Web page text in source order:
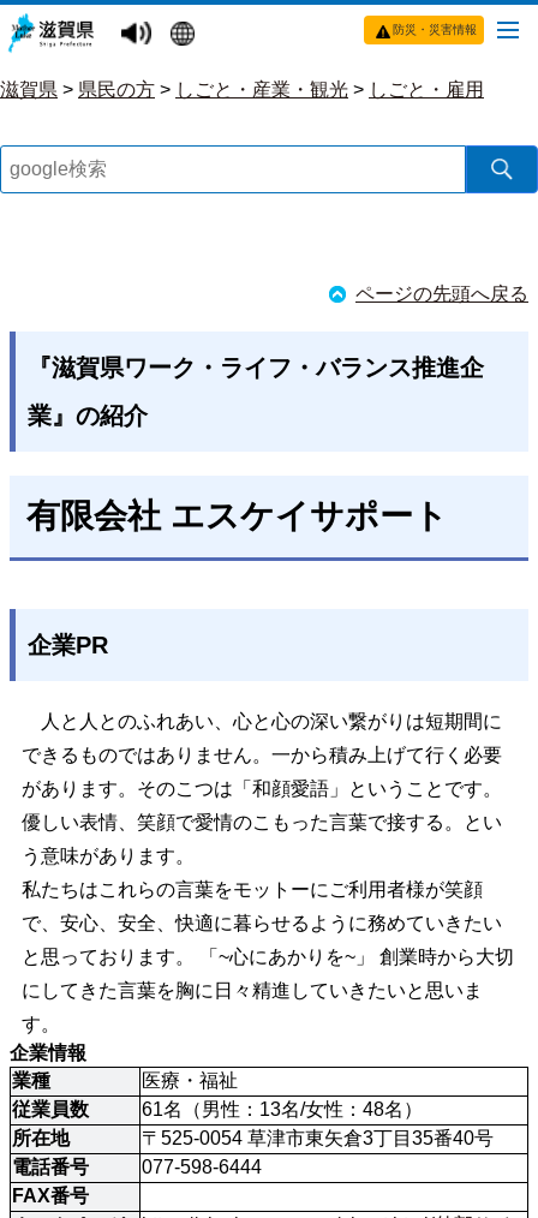
防災・災害情報
滋賀県 > 県民の方 > しごと・産業・観光 > しごと・雇用
ページの先頭へ戻る
『滋賀県ワーク・ライフ・バランス推進企
業』の紹介
有限会社 エスケイサポート
企業PR
人と人とのふれあい、心と心の深い繋がりは短期間に
できるものではありません。一から積み上げて行く必要
があります。そのこつは「和顔愛語」ということです。
優しい表情、笑顔で愛情のこもった言葉で接する。とい
う意味があります。
私たちはこれらの言葉をモットーにご利用者様が笑顔
で、安心、安全、快適に暮らせるように務めていきたい
と思っております。 「~心にあかりを~」 創業時から大切
にしてきた言葉を胸に日々精進していきたいと思いま
す。
企業情報
業種
医療・福祉
従業員数
61名（男性：13名/女性：48名）
所在地
〒525-0054 草津市東矢倉3丁目35番40号
電話番号
077-598-6444
FAX番号